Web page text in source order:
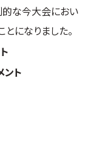
年部の方
的な今大会におい
になりました。
ト